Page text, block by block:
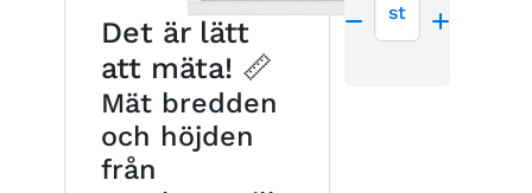
Det är lätt
att mäta! 📏
Mät bredden
och höjden
från
st